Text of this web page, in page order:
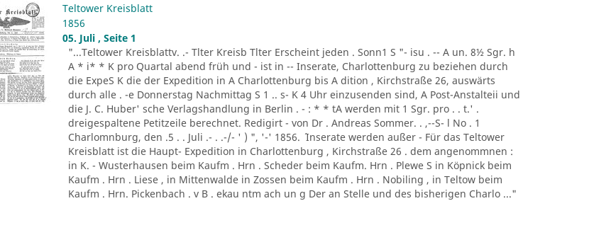
Teltower Kreisblatt
1856
05. Juli , Seite 1
"...Teltower Kreisblattv. .- Tlter Kreisb Tlter Erscheint jeden . Sonn1 S "- isu . -- A un. 8½ Sgr. h
A * i* * K pro Quartal abend früh und - ist in -- Inserate, Charlottenburg zu beziehen durch
die ExpeS K die der Expedition in A Charlottenburg bis A dition , Kirchstraße 26, auswärts
durch alle . -e Donnerstag Nachmittag S 1 .. s- K 4 Uhr einzusenden sind, A Post-Anstalteii und
die J. C. Huber' sche Verlagshandlung in Berlin . - : * * tA werden mit 1 Sgr. pro . . t.' .
dreigespaltene Petitzeile berechnet. Redigirt - von Dr . Andreas Sommer. . ,--S- l No . 1
Charlomnburg, den .5 . . Juli .- . .-/- ' ) ", '-' 1856. ´ Inserate werden außer - Für das Teltower
Kreisblatt ist die Haupt- Expedition in Charlottenburg , Kirchstraße 26 . dem angenommnen :
in K. - Wusterhausen beim Kaufm . Hrn . Scheder beim Kaufm. Hrn . Plewe S in Köpnick beim
Kaufm . Hrn . Liese , in Mittenwalde in Zossen beim Kaufm . Hrn . Nobiling , in Teltow beim
Kaufm . Hrn. Pickenbach . v B . ekau ntm ach un g Der an Stelle und des bisherigen Charlo ..."